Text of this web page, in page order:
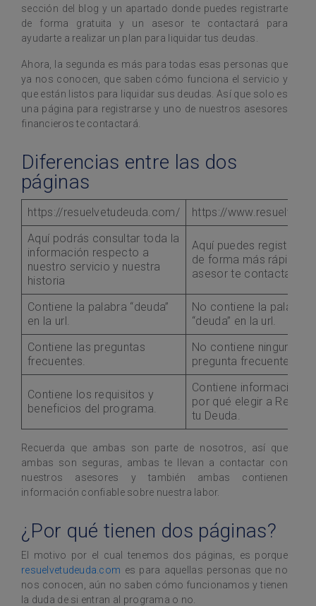
sección del blog y un apartado donde puedes registrarte
de forma gratuita y un asesor te contactará para
ayudarte a realizar un plan para liquidar tus deudas.
Ahora, la segunda es más para todas esas personas que
ya nos conocen, que saben cómo funciona el servicio y
que están listos para liquidar sus deudas. Así que solo es
una página para registrarse y uno de nuestros asesores
financieros te contactará.
Diferencias entre las dos
páginas
https://resuelvetudeuda.com/
https://
Aquí podrás consultar toda la
información respecto a
nuestro servicio y nuestra
historia
Aquí puedes registrarte
de forma más rápida y
asesor te contactará.
Contiene la palabra “deuda”
en la url.
No contiene la palabra
“deuda” en la url.
Contiene las preguntas
frecuentes.
No contiene ninguna
pregunta frecuente.
Contiene los requisitos y
beneficios del programa.
Contiene información
por qué elegir a
tu Deuda.
Recuerda que ambas son parte de nosotros, así que
ambas son seguras, ambas te llevan a contactar con
nuestros asesores y también ambas contienen
información confiable sobre nuestra labor.
¿Por qué tienen dos páginas?
El motivo por el cual tenemos dos páginas, es porque
resuelvetudeuda.com es para aquellas personas que no
nos conocen, aún no saben cómo funcionamos y tienen
la duda de si entran al programa o no.